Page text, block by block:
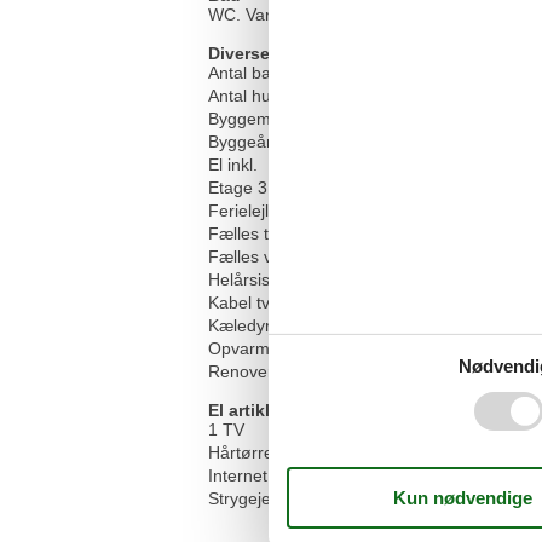
WC. Varmt og koldt vand
Diverse
Antal babysenge
Antal husdyr
Byggemateriale: Sten
Byggeår
El inkl.
Etage 3. sal
Ferielejlighed
Fælles tørretumbler
Fælles vaskemaskine
Helårsisoleret
Kabel tv, tyske kanaler
Kæledyr Ja
Opvarmning, Gas
Renoveret
El artikler
1 TV
Hårtørrer
Internet (trådløst)
Strygejern